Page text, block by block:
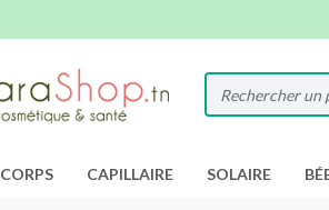
CORPS CAPILLAIRE SOLAIRE